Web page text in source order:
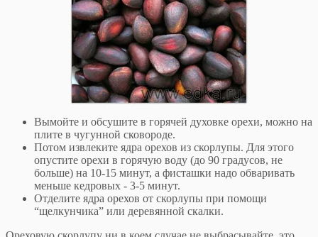
Вымойте и обсушите в горячей духовке орехи, можно на
плите в чугунной сковороде.
Потом извлеките ядра орехов из скорлупы. Для этого
опустите орехи в горячую воду (до 90 градусов, не
больше) на 10-15 минут, а фисташки надо обваривать
меньше кедровых - 3-5 минут.
Отделите ядра орехов от скорлупы при помощи
“щелкунчика” или деревянной скалки.